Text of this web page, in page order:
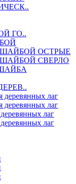
ГО..
ОСТРЫЕ
СВЕРЛО
деревянных лаг
деревянных лаг
лаг
лаг